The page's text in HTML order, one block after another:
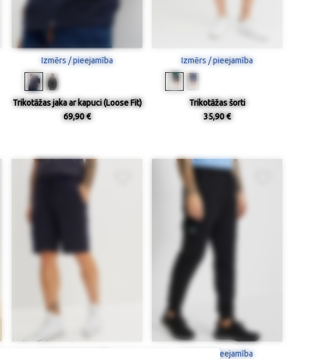
Izmērs / pieejamība
Trikotāžas jaka ar kapuci (Loose Fit)
69,90 €
Izmērs / pieejamība
Trikotāžas šorti
35,90 €
Izmērs / pieejamība